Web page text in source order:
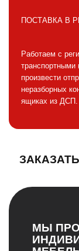
ПОСТАВКА В
Работаем с
произвести
неразборных
ящиках из ДСП.
МЫ